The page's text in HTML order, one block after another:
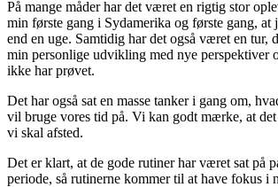
På mange måder har det været en rigtig stor
min første gang i Sydamerika og første gang, at
end en uge. Samtidig har det også været en tur,
min personlige udvikling med nye perspektiver
ikke har prøvet.
Det har også sat en masse tanker i gang om,
vil bruge vores tid på. Vi kan godt mærke, at det
vi skal afsted.
Det er klart, at de gode rutiner har været sat på
periode, så rutinerne kommer til at have fokus i